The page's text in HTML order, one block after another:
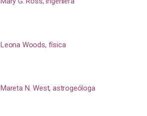
Leona Woods, física
Mareta N. West, astrogeóloga